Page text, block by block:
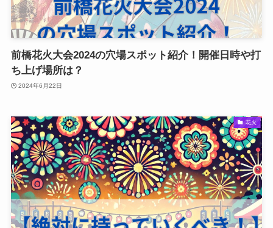
前橋花火大会2024の穴場スポット紹介！開催日時や打
ち上げ場所は？
2024年6月22日
花火